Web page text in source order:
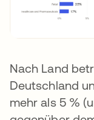
Nach Land
Deutschland
mehr als 5 %